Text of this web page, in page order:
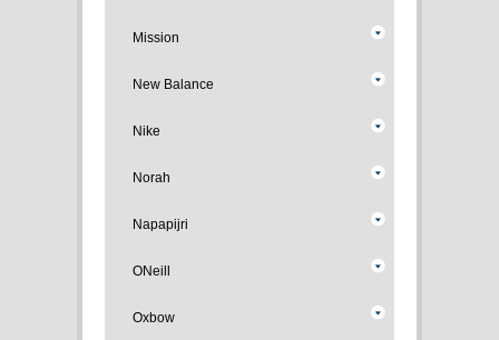
Mission
New Balance
Nike
Norah
Napapijri
ONeill
Oxbow